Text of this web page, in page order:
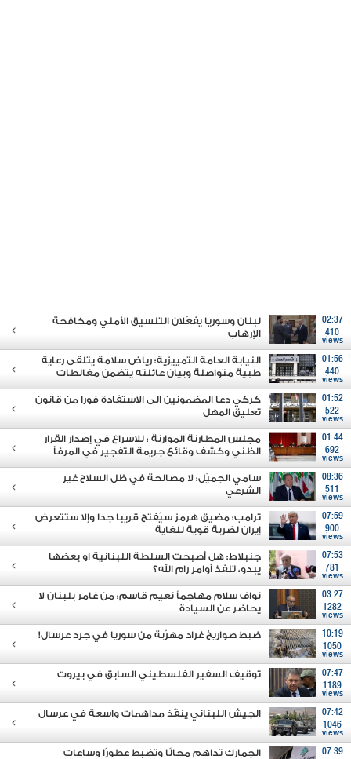
02:37
410
views
لبنان وسوريا يفعّلان التنسيق الأمني ومكافحة
الإرهاب
01:56
440
views
النيابة العامة التمييزية: رياض سلامة يتلقى رعاية
طبية متواصلة وبيان عائلته يتضمن مغالطات
01:52
522
views
كركي دعا المضمونين الى الاستفادة فورا من قانون
تعليق المهل
01:44
692
views
مجلس المطارنة الموارنة : للاسراع في إصدار القرار
الظني وكشف وقائع جريمة التفجير في المرفأ
08:36
511
views
سامي الجميّل: لا مصالحة في ظل السلاح غير
الشرعي
07:59
900
views
ترامب: مضيق هرمز سيُفتح قريبا جدا وإلا ستتعرض
إيران لضربة قوية للغاية
07:53
781
views
جنبلاط: هل أصبحت السلطة اللبنانية او بعضها
يبدو، تنفذ أوامر رام الله؟
03:27
1282
views
نواف سلام مهاجماً نعيم قاسم: من غامر بلبنان لا
يحاضر عن السيادة
10:19
1050
views
ضبط صواريخ غراد مهرّبة من سوريا في جرد عرسال!
07:47
1189
views
توقيف السفير الفلسطيني السابق في بيروت
07:42
1046
views
الجيش اللبناني ينفّذ مداهمات واسعة في عرسال
07:39
الجمارك تداهم محالًا وتضبط عطورًا وساعات